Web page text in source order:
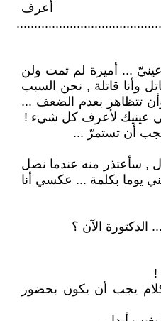
... أميرة لم تمت ولن
وأنا قاتلة , نحن السبب
تتظاهر بعدم الضعف ...
في عينيك لأعرف كل شيء !
يجب أن تستمرّ ...
سأعتذر منه عندما نصل
يوما بكلمة ... عكسي أنا
الدكتورة الآن ؟
!
كلام يجب أن يكون بحضور